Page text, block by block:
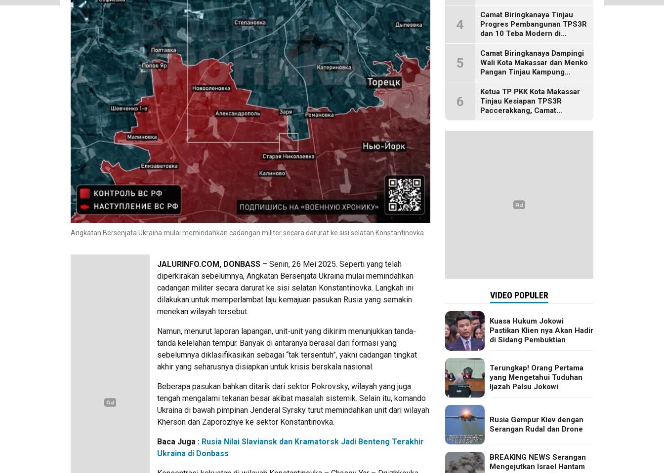
Angkatan Bersenjata Ukraina mulai memindahkan cadangan militer secara darurat ke sisi selatan Konstantinovka
JALURINFO.COM, DONBASS – Senin, 26 Mei 2025. Seperti yang telah
diperkirakan sebelumnya, Angkatan Bersenjata Ukraina mulai memindahkan
cadangan militer secara darurat ke sisi selatan Konstantinovka. Langkah ini
dilakukan untuk memperlambat laju kemajuan pasukan Rusia yang semakin
menekan wilayah tersebut.
Namun, menurut laporan lapangan, unit-unit yang dikirim menunjukkan tanda-
tanda kelelahan tempur. Banyak di antaranya berasal dari formasi yang
sebelumnya diklasifikasikan sebagai “tak tersentuh”, yakni cadangan tingkat
akhir yang seharusnya disiapkan untuk krisis berskala nasional.
Beberapa pasukan bahkan ditarik dari sektor Pokrovsky, wilayah yang juga
tengah mengalami tekanan besar akibat masalah sistemik. Selain itu, komando
Ukraina di bawah pimpinan Jenderal Syrsky turut memindahkan unit dari wilayah
Kherson dan Zaporozhye ke sektor Konstantinovka.
Baca Juga : Rusia Nilai Slaviansk dan Kramatorsk Jadi Benteng Terakhir
Ukraina di Donbass
4
Camat Biringkanaya Tinjau
Progres Pembangunan TPS3R
dan 10 Teba Modern di
5
Camat Biringkanaya Dampingi
Wali Kota Makassar dan Menko
Pangan Tinjau Kampung
6
Ketua TP PKK Kota Makassar
Tinjau Kesiapan TPS3R
Paccerakkang, Camat
VIDEO POPULER
Kuasa Hukum Jokowi
Pastikan Klien nya Akan Hadir
di Sidang Pembuktian
Terungkap! Orang Pertama
yang Mengetahui Tuduhan
Ijazah Palsu Jokowi
Rusia Gempur Kiev dengan
Serangan Rudal dan Drone
BREAKING NEWS Serangan
Mengejutkan Israel Hantam